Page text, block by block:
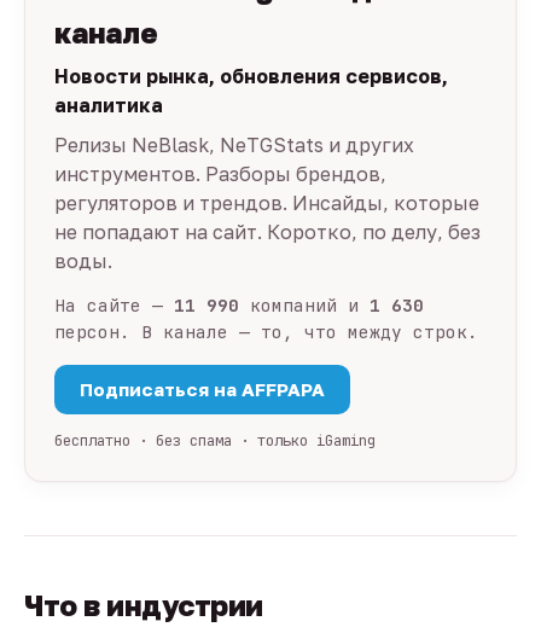
канале
Новости рынка, обновления сервисов,
аналитика
Релизы NeBlask, NeTGStats и других
инструментов. Разборы брендов,
регуляторов и трендов. Инсайды, которые
не попадают на сайт. Коротко, по делу, без
воды.
На сайте — 11 990 компаний и 1 630
персон. В канале — то, что между строк.
Подписаться на AFFPAPA
бесплатно · без спама · только iGaming
Что в индустрии